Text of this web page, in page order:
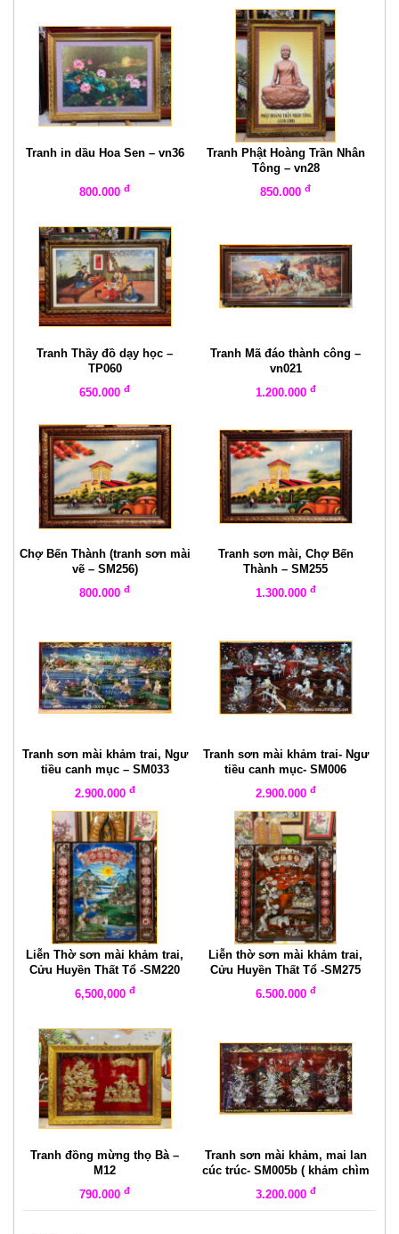
Tranh in dầu Hoa Sen – vn36
800.000 đ
Tranh Phật Hoàng Trần Nhân
Tông – vn28
850.000 đ
Tranh Thầy đồ dạy học –
TP060
650.000 đ
Tranh Mã đáo thành công –
vn021
1.200.000 đ
Chợ Bến Thành (tranh sơn mài
vẽ – SM256)
800.000 đ
Tranh sơn mài, Chợ Bến
Thành – SM255
1.300.000 đ
Tranh sơn mài khảm trai, Ngư
tiều canh mục – SM033
2.900.000 đ
Tranh sơn mài khảm trai- Ngư
tiều canh mục- SM006
2.900.000 đ
Liễn Thờ sơn mài khảm trai,
Cửu Huyền Thất Tổ -SM220
6,500,000 đ
Liễn thờ sơn mài khảm trai,
Cửu Huyền Thất Tổ -SM275
6.500.000 đ
Tranh đồng mừng thọ Bà –
M12
790.000 đ
Tranh sơn mài khảm, mai lan
cúc trúc- SM005b ( khảm chìm
3.200.000 đ